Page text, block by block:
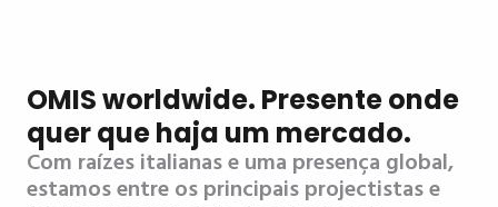
OMIS worldwide. Presente onde
quer que haja um mercado.
Com raízes italianas e uma presença global,
estamos entre os principais projectistas e